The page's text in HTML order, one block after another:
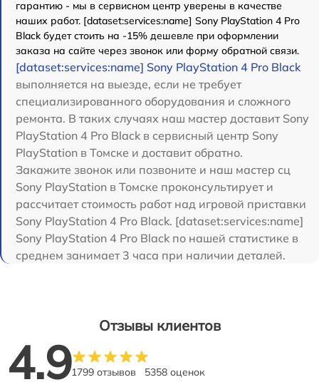
гарантию - мы в сервисном центр уверены в качестве
наших работ. [dataset:services:name] Sony PlayStation 4 Pro
Black будет стоить на -15% дешевле при оформлении
заказа на сайте через звонок или форму обратной связи.
[dataset:services:name] Sony PlayStation 4 Pro Black
выполняется на выезде, если не требует
специализированного оборудования и сложного
ремонта. В таких случаях наш мастер доставит Sony
PlayStation 4 Pro Black в сервисный центр Sony
PlayStation в Томске и доставит обратно.
Закажите звонок или позвоните и наш мастер сц
Sony PlayStation в Томске проконсультирует и
рассчитает стоимость работ над игровой приставки
Sony PlayStation 4 Pro Black. [dataset:services:name]
Sony PlayStation 4 Pro Black по нашей статистике в
среднем занимает 3 часа при наличии деталей.
Отзывы клиентов
4.91799 отзывов 5358 оценок